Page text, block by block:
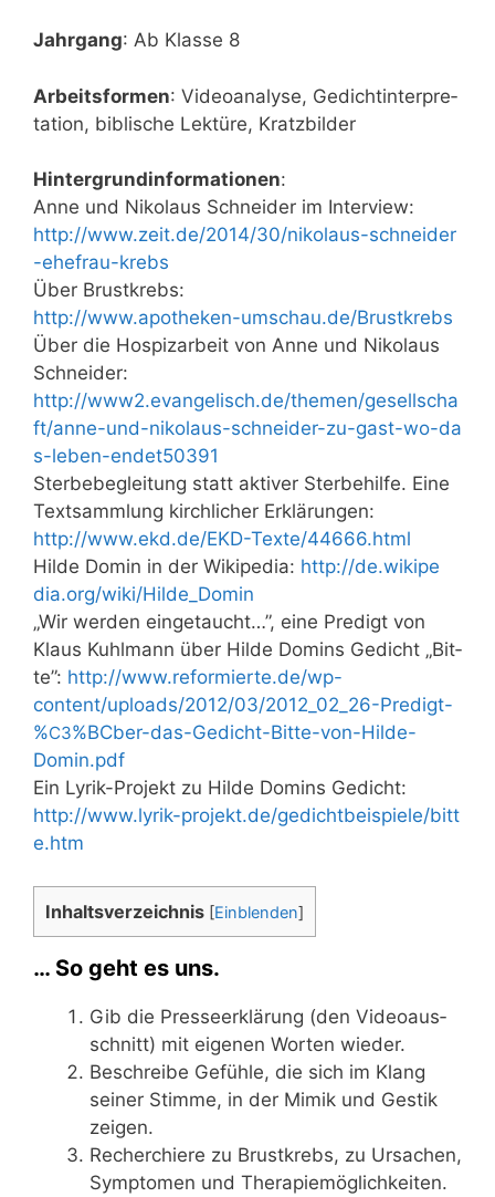
Jahr­gang: Ab Klas­se 8
Arbeits­for­men: Video­ana­ly­se, Gedicht­in­ter­pre­
ta­ti­on, bibli­sche Lek­tü­re, Kratzbilder
Hin­ter­grund­in­for­ma­tio­nen:
Anne und Niko­laus Schnei­der im Interview:
http://​www​.zeit​.de/​2​0​1​4​/​3​0​/​n​i​k​o​l​a​u​s​-​s​c​h​n​e​i​d​e​r​
-​e​h​e​f​r​a​u​-​k​r​ebs
Über Brustkrebs:
http://​www​.apo​the​ken​-umschau​.de/​B​r​u​s​t​k​r​ebs
Über die Hos­piz­ar­beit von Anne und Niko­laus
Schneider:
http://​www2​.evan​ge​lisch​.de/​t​h​e​m​e​n​/​g​e​s​e​l​l​s​c​h​a​
f​t​/​a​n​n​e​-​u​n​d​-​n​i​k​o​l​a​u​s​-​s​c​h​n​e​i​d​e​r​-​z​u​-​g​a​s​t​-​w​o​-​d​a​
s​-​l​e​b​e​n​-​e​n​d​e​t​5​0​391
Ster­be­be­glei­tung statt akti­ver Ster­be­hil­fe. Eine
Text­samm­lung kirch­li­cher Erklärungen:
http://​www​.ekd​.de/​E​K​D​-​T​e​x​t​e​/​4​4​6​6​6​.​h​tml
Hil­de Domin in der Wiki­pe­dia: http://​de​.wiki​pe​
dia​.org/​w​i​k​i​/​H​i​l​d​e​_​D​o​min
„Wir wer­den ein­ge­taucht…”, eine Pre­digt von
Klaus Kuhl­mann über Hil­de Dom­ins Gedicht „Bit­
te”: http://www.reformierte.de/wp-
content/uploads/2012/03/2012_02_26-Predigt-
%C3%BCber-das-Gedicht-Bitte-von-Hilde-
Domin.pdf
Ein Lyrik-Pro­jekt zu Hil­de Dom­ins Gedicht:
http://​www​.lyrik​-pro​jekt​.de/​g​e​d​i​c​h​t​b​e​i​s​p​i​e​l​e​/​b​i​t​t​
e​.​htm
Inhalts­ver­zeich­nis [Einblenden]
… So geht es uns.
Gib die Pres­se­er­klä­rung (den Video­aus­
schnitt) mit eige­nen Wor­ten wieder.
Beschrei­be Gefüh­le, die sich im Klang
sei­ner Stim­me, in der Mimik und Ges­tik
zeigen.
Recher­chie­re zu Brust­krebs, zu Ursa­chen,
Sym­pto­men und Therapiemöglichkeiten.